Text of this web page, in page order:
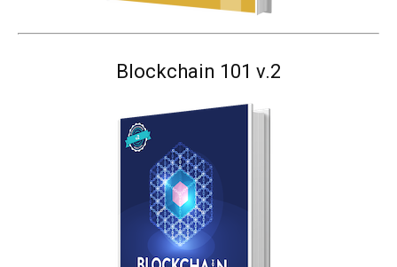
Blockchain 101 v.2